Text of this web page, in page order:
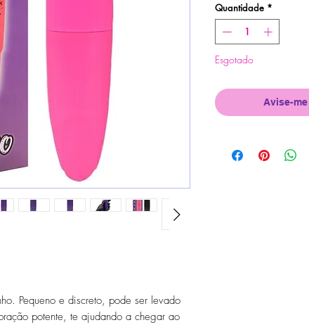
Pequeno e discreto, pode ser levado
potente, te ajudando a chegar ao
Quantidade *
Esgotado
Avise-